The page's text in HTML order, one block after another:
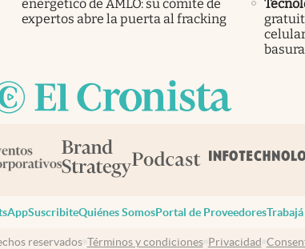
energético de AMLO: su comité de
expertos abre la puerta al fracking
SuscribiteQuiénes SomosPortal de Proveedores
reservados Términos y condiciones Privacidad